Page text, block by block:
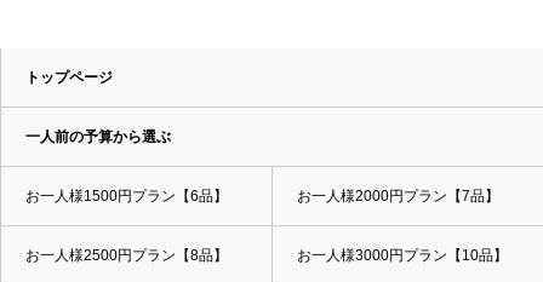
トップページ
一人前の予算から選ぶ
お一人様1500円プラン【6品】 お一人様2000円プラン【7品】
お一人様2500円プラン【8品】 お一人様3000円プラン【10品】